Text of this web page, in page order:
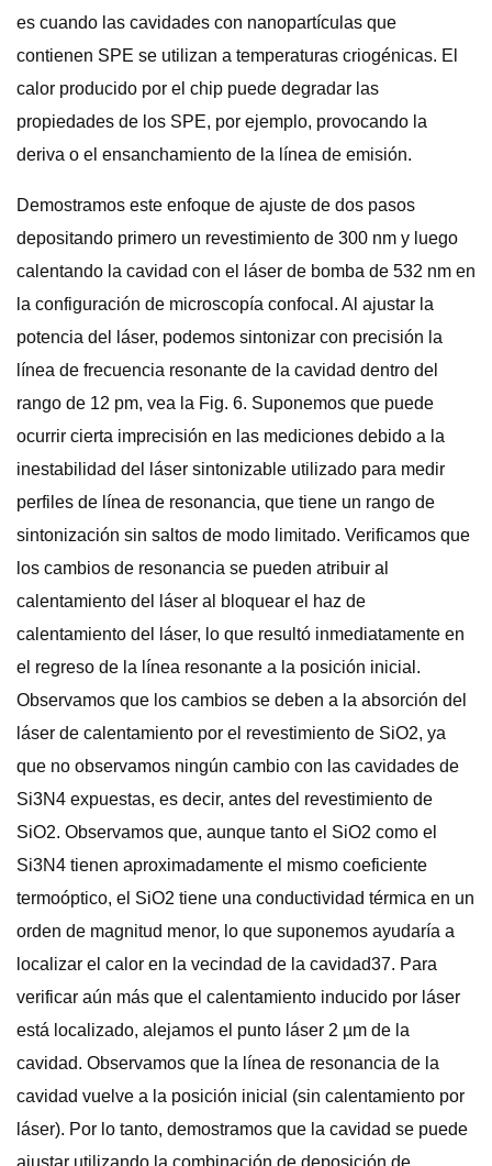
es cuando las cavidades con nanopartículas que
contienen SPE se utilizan a temperaturas criogénicas. El
calor producido por el chip puede degradar las
propiedades de los SPE, por ejemplo, provocando la
deriva o el ensanchamiento de la línea de emisión.
Demostramos este enfoque de ajuste de dos pasos
depositando primero un revestimiento de 300 nm y luego
calentando la cavidad con el láser de bomba de 532 nm en
la configuración de microscopía confocal. Al ajustar la
potencia del láser, podemos sintonizar con precisión la
línea de frecuencia resonante de la cavidad dentro del
rango de 12 pm, vea la Fig. 6. Suponemos que puede
ocurrir cierta imprecisión en las mediciones debido a la
inestabilidad del láser sintonizable utilizado para medir
perfiles de línea de resonancia, que tiene un rango de
sintonización sin saltos de modo limitado. Verificamos que
los cambios de resonancia se pueden atribuir al
calentamiento del láser al bloquear el haz de
calentamiento del láser, lo que resultó inmediatamente en
el regreso de la línea resonante a la posición inicial.
Observamos que los cambios se deben a la absorción del
láser de calentamiento por el revestimiento de SiO2, ya
que no observamos ningún cambio con las cavidades de
Si3N4 expuestas, es decir, antes del revestimiento de
SiO2. Observamos que, aunque tanto el SiO2 como el
Si3N4 tienen aproximadamente el mismo coeficiente
termoóptico, el SiO2 tiene una conductividad térmica en un
orden de magnitud menor, lo que suponemos ayudaría a
localizar el calor en la vecindad de la cavidad37. Para
verificar aún más que el calentamiento inducido por láser
está localizado, alejamos el punto láser 2 µm de la
cavidad. Observamos que la línea de resonancia de la
cavidad vuelve a la posición inicial (sin calentamiento por
láser). Por lo tanto, demostramos que la cavidad se puede
ajustar utilizando la combinación de deposición de